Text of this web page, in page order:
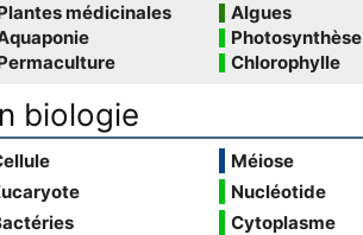
médicinales
Algues
Photosynthèse
Chlorophylle
biologie
Méiose
Nucléotide
Cytoplasme